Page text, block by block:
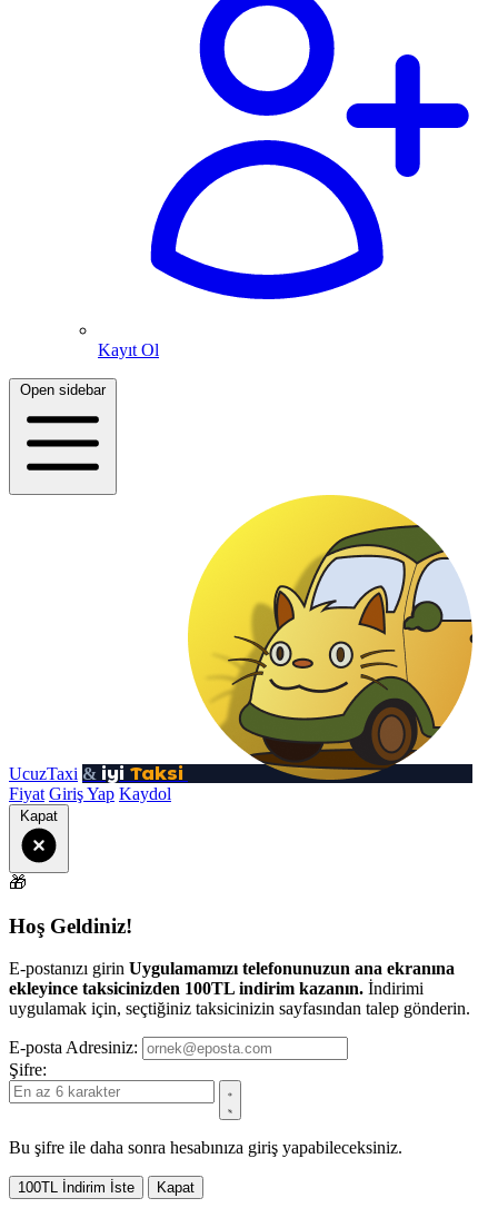
Kayıt Ol
Open sidebar
UcuzTaxi & iyi Taksi
Fiyat Giriş Yap Kaydol
Kapat
🎁
Hoş Geldiniz!
E-postanızı girin Uygulamamızı telefonunuzun ana ekranına
ekleyince taksicinizden 100TL indirim kazanın. İndirimi
uygulamak için, seçtiğiniz taksicinizin sayfasından talep gönderin.
E-posta Adresiniz:
Şifre:
Bu şifre ile daha sonra hesabınıza giriş yapabileceksiniz.
100TL İndirim İste Kapat